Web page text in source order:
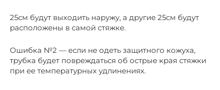
25см будут выходить наружу, а другие 25см будут
расположены в самой стяжке.
Ошибка №2 — если не одеть защитного кожуха,
трубка будет повреждаться об острые края стяжки
при ее температурных удлинениях.